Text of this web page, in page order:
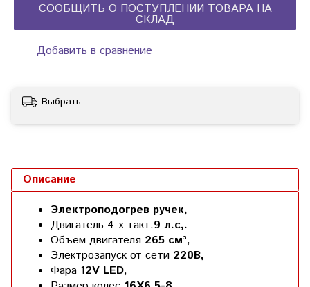
СООБЩИТЬ О ПОСТУПЛЕНИИ ТОВАРА НА
СКЛАД
Добавить в сравнение
Выбрать
Описание
Электроподогрев ручек,
Двигатель 4-х такт.9 л.с,.
Объем двигателя 265 см³,
Электрозапуск от сети 220В,
Фара 12V LED,